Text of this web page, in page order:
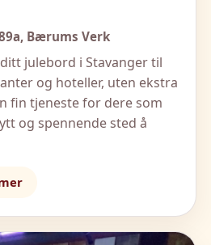
Bærums Verk
julebord i Stavanger til
og hoteller, uten ekstra
fin tjeneste for dere som
og spennende sted å